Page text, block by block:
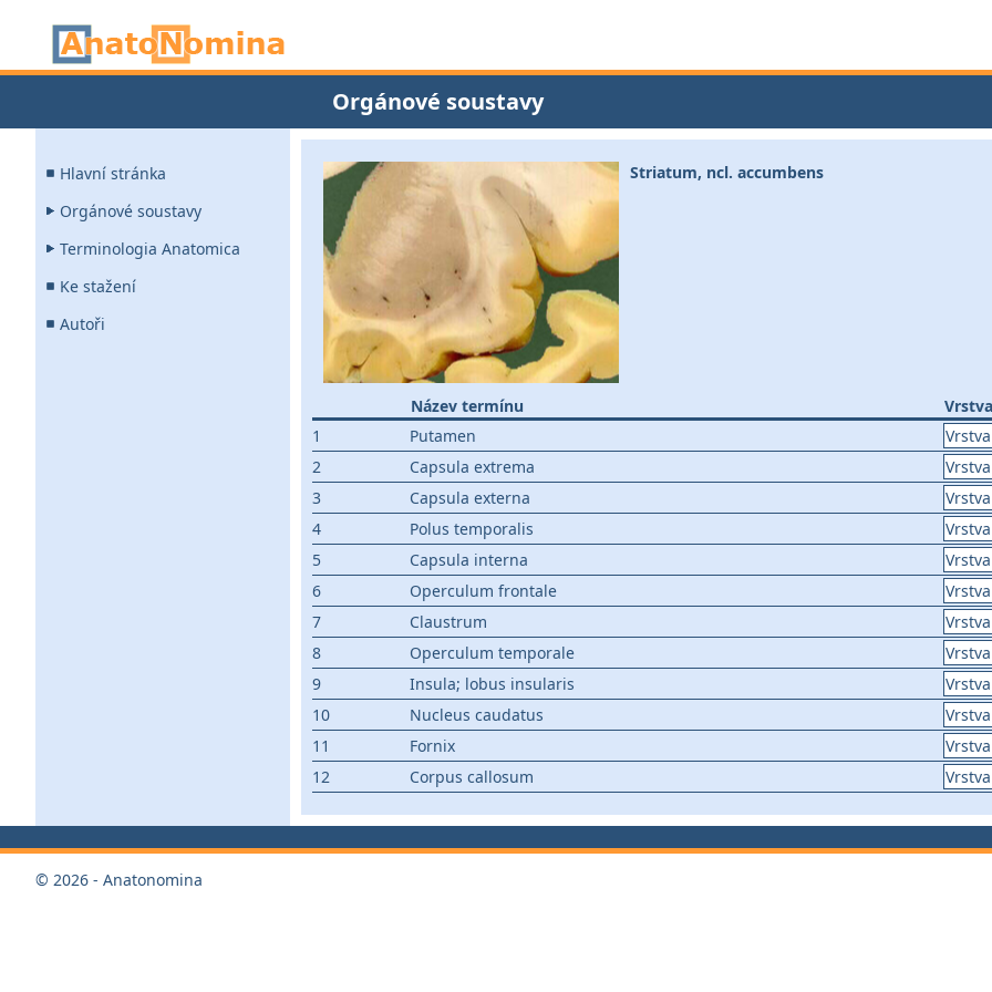
Orgánové soustavy
Hlavní stránka
Orgánové soustavy
Terminologia Anatomica
Ke stažení
Autoři
Striatum, ncl. accumbens
Název termínu
Vrstva
1
Putamen
Vrstva
2
Capsula extrema
Vrstva
3
Capsula externa
Vrstva
4
Polus temporalis
Vrstva
5
Capsula interna
Vrstva
6
Operculum frontale
Vrstva
7
Claustrum
Vrstva
8
Operculum temporale
Vrstva
9
Insula; lobus insularis
Vrstva
10
Nucleus caudatus
Vrstva
11
Fornix
Vrstva
12
Corpus callosum Vrstva
© 2026 - Anatonomina